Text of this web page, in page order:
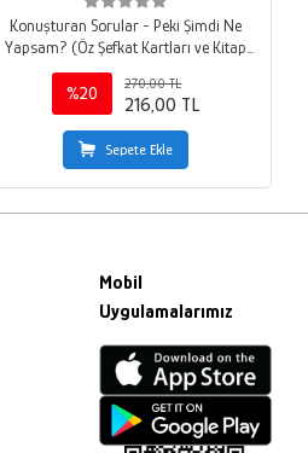
Konuşturan Sorular - Peki Şimdi Ne
Yapsam? (Öz Şefkat Kartları ve Kitap
Seti) (Ciltli)
%20
270,00 TL
216,00 TL
Sepete Ekle
Mobil
Uygulamalarımız